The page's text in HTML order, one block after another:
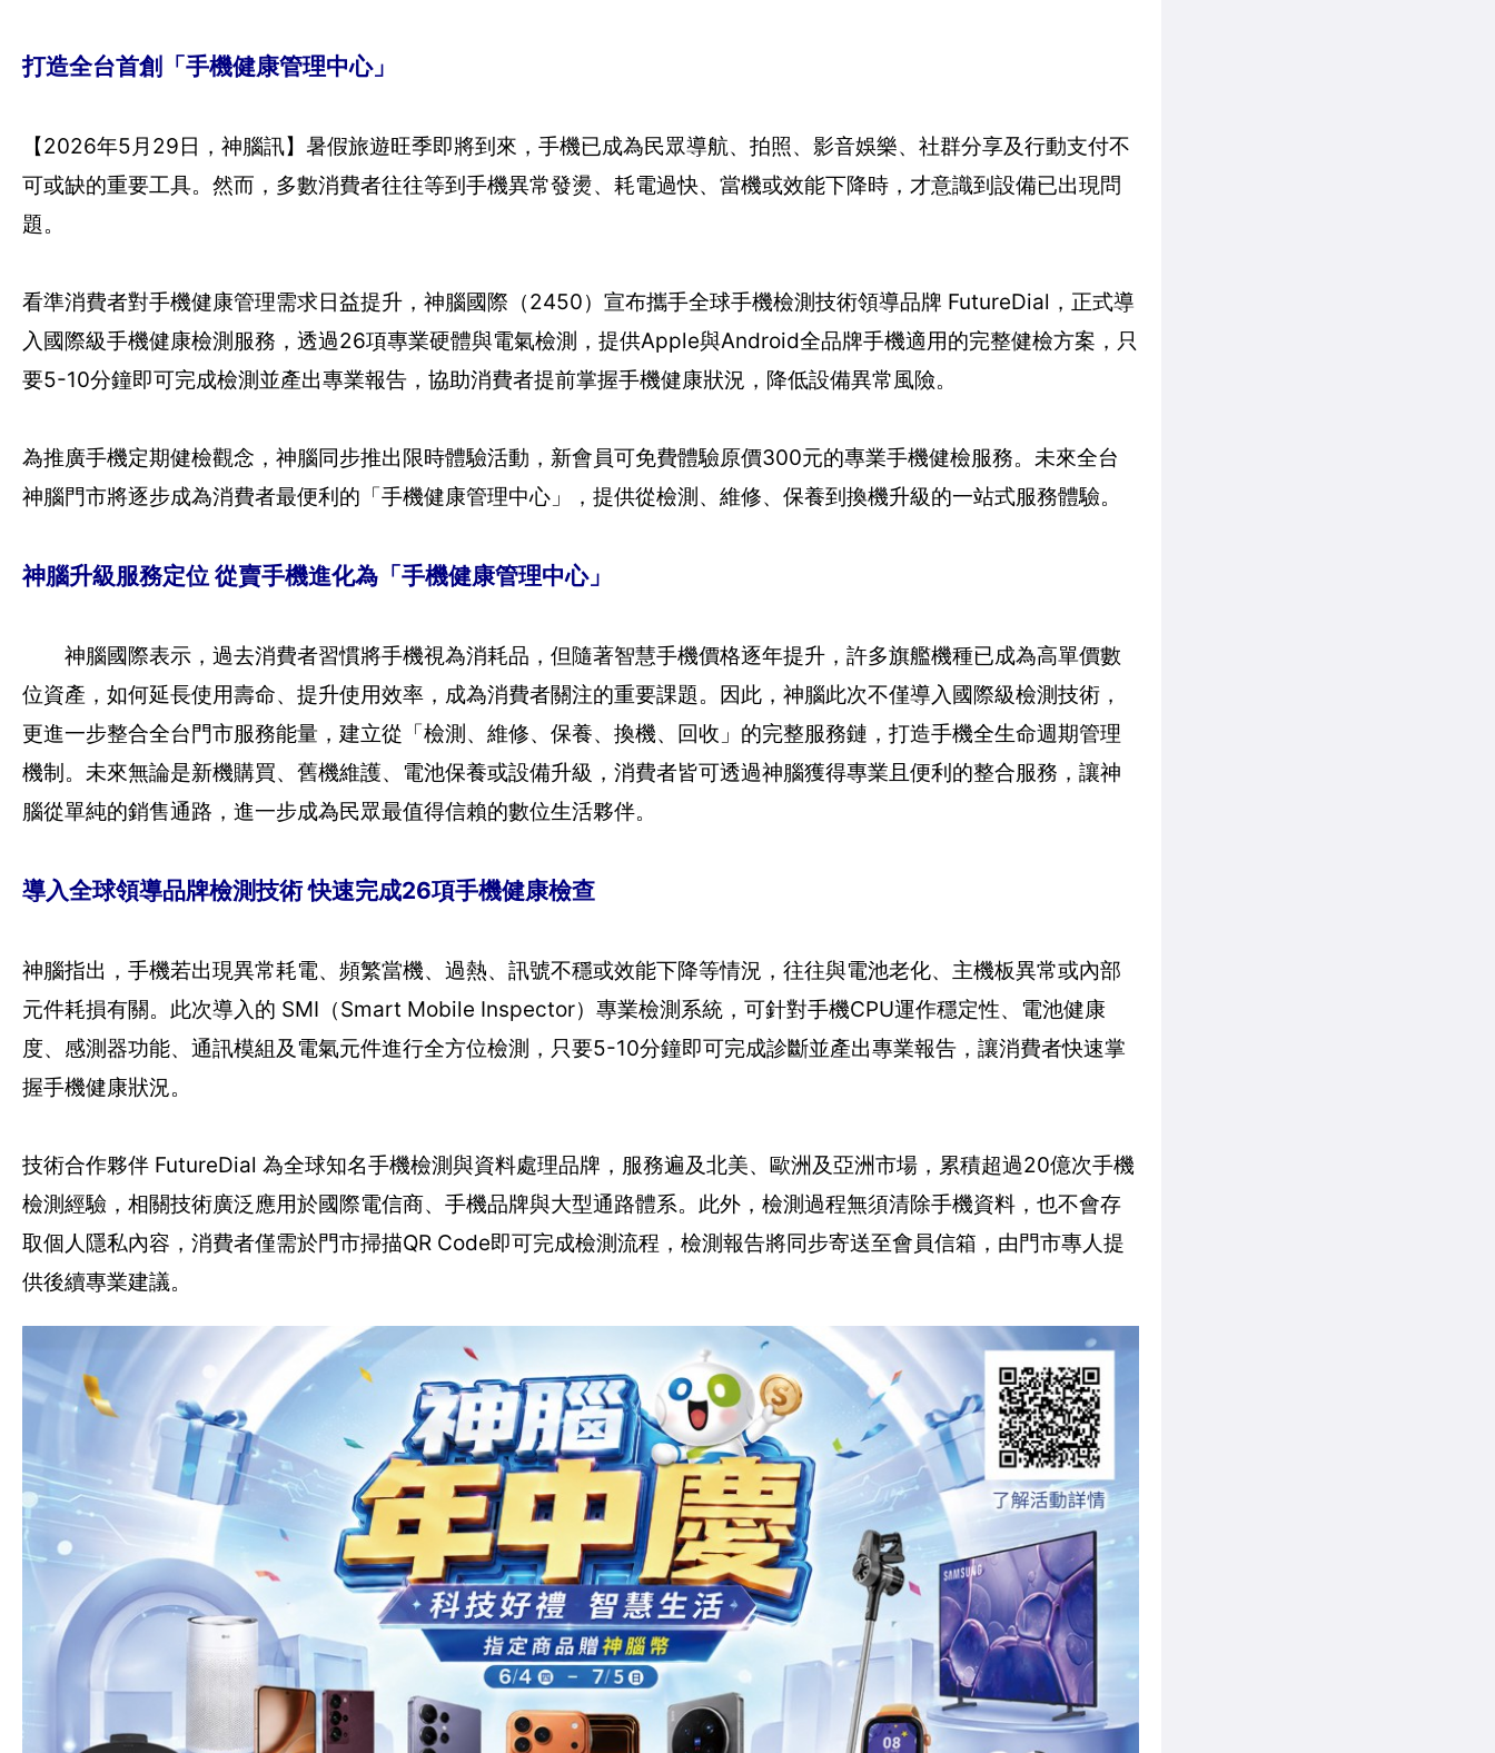
打造全台首創「手機健康管理中心」
【2026年5月29日，神腦訊】暑假旅遊旺季即將到來，手機已成為民眾導航、拍照、影音娛樂、社群分享及行動支付不
可或缺的重要工具。然而，多數消費者往往等到手機異常發燙、耗電過快、當機或效能下降時，才意識到設備已出現問
題。
看準消費者對手機健康管理需求日益提升，神腦國際（2450）宣布攜手全球手機檢測技術領導品牌 FutureDial，正式導
入國際級手機健康檢測服務，透過26項專業硬體與電氣檢測，提供Apple與Android全品牌手機適用的完整健檢方案，只
要5-10分鐘即可完成檢測並產出專業報告，協助消費者提前掌握手機健康狀況，降低設備異常風險。
為推廣手機定期健檢觀念，神腦同步推出限時體驗活動，新會員可免費體驗原價300元的專業手機健檢服務。未來全台
神腦門市將逐步成為消費者最便利的「手機健康管理中心」，提供從檢測、維修、保養到換機升級的一站式服務體驗。
神腦升級服務定位 從賣手機進化為「手機健康管理中心」
神腦國際表示，過去消費者習慣將手機視為消耗品，但隨著智慧手機價格逐年提升，許多旗艦機種已成為高單價數
位資產，如何延長使用壽命、提升使用效率，成為消費者關注的重要課題。因此，神腦此次不僅導入國際級檢測技術，
更進一步整合全台門市服務能量，建立從「檢測、維修、保養、換機、回收」的完整服務鏈，打造手機全生命週期管理
機制。未來無論是新機購買、舊機維護、電池保養或設備升級，消費者皆可透過神腦獲得專業且便利的整合服務，讓神
腦從單純的銷售通路，進一步成為民眾最值得信賴的數位生活夥伴。
導入全球領導品牌檢測技術 快速完成26項手機健康檢查
神腦指出，手機若出現異常耗電、頻繁當機、過熱、訊號不穩或效能下降等情況，往往與電池老化、主機板異常或內部
元件耗損有關。此次導入的 SMI（Smart Mobile Inspector）專業檢測系統，可針對手機CPU運作穩定性、電池健康
度、感測器功能、通訊模組及電氣元件進行全方位檢測，只要5-10分鐘即可完成診斷並產出專業報告，讓消費者快速掌
握手機健康狀況。
技術合作夥伴 FutureDial 為全球知名手機檢測與資料處理品牌，服務遍及北美、歐洲及亞洲市場，累積超過20億次手機
檢測經驗，相關技術廣泛應用於國際電信商、手機品牌與大型通路體系。此外，檢測過程無須清除手機資料，也不會存
取個人隱私內容，消費者僅需於門市掃描QR Code即可完成檢測流程，檢測報告將同步寄送至會員信箱，由門市專人提
供後續專業建議。